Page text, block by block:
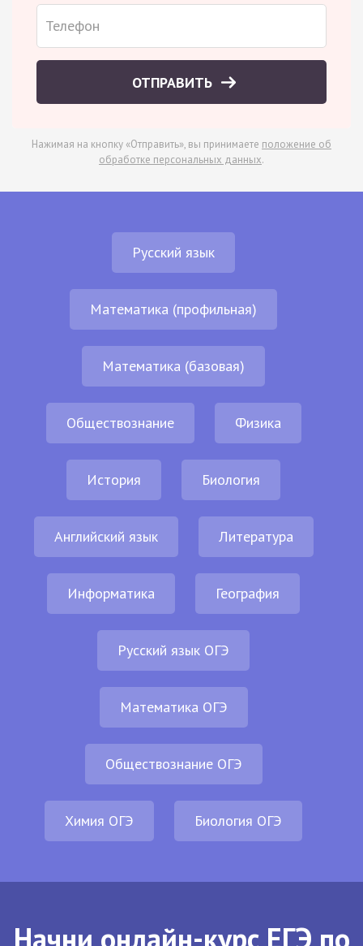
ОТПРАВИТЬ
Нажимая на кнопку «Отправить», вы принимаете положение об
обработке персональных данных.
Русский язык
Математика (профильная)
Математика (базовая)
Обществознание Физика
История Биология
Английский язык Литература
Информатика География
Русский язык ОГЭ
Математика ОГЭ
Обществознание ОГЭ
Химия ОГЭ Биология ОГЭ
Начни онлайн-курс ЕГЭ по